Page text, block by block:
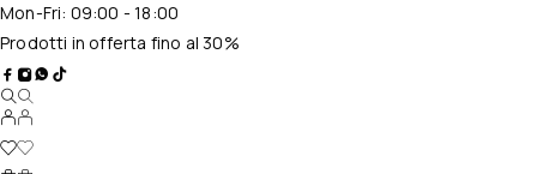
Mon-Fri: 09:00 - 18:00
Prodotti in offerta fino al 30%